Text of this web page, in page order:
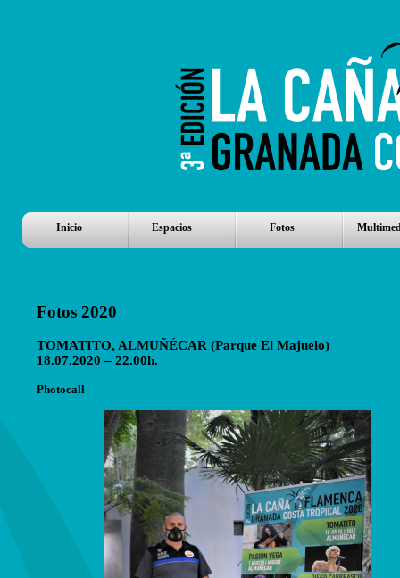
Fotos 2020
TOMATITO, ALMUÑÉCAR (Parque El Majuelo)
18.07.2020 – 22.00h.
Photocall
Inicio Espacios Fotos